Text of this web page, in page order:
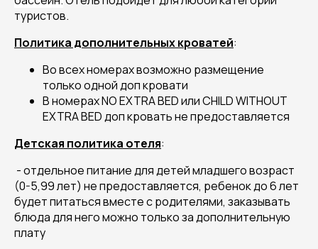
туристов.
Политика дополнительных кроватей:
Во всех номерах возможно размещение
только одной доп кровати
В номерах NO EXTRA BED или CHILD WITHOUT
EXTRA BED доп кровать не предоставляется
Детская политика отеля:
- отдельное питание для детей младшего возраст
(0-5,99 лет) не предоставляется, ребенок до 6 лет
будет питаться вместе с родителями, заказывать
блюда для него можно только за дополнительную
плату